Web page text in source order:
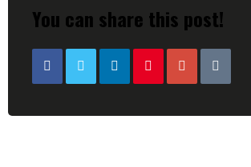
You can share this post!